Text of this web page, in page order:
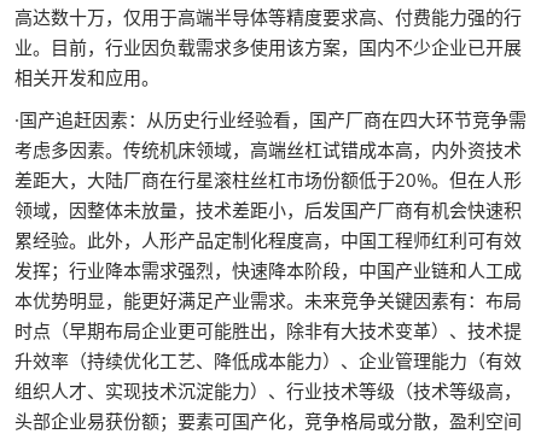
高达数十万，仅用于高端半导体等精度要求高、付费能力强的行
业。目前，行业因负载需求多使用该方案，国内不少企业已开展
相关开发和应用。
·国产追赶因素：从历史行业经验看，国产厂商在四大环节竞争需
考虑多因素。传统机床领域，高端丝杠试错成本高，内外资技术
差距大，大陆厂商在行星滚柱丝杠市场份额低于20%。但在人形
领域，因整体未放量，技术差距小，后发国产厂商有机会快速积
累经验。此外，人形产品定制化程度高，中国工程师红利可有效
发挥；行业降本需求强烈，快速降本阶段，中国产业链和人工成
本优势明显，能更好满足产业需求。未来竞争关键因素有：布局
时点（早期布局企业更可能胜出，除非有大技术变革）、技术提
升效率（持续优化工艺、降低成本能力）、企业管理能力（有效
组织人才、实现技术沉淀能力）、行业技术等级（技术等级高，
头部企业易获份额；要素可国产化，竞争格局或分散，盈利空间